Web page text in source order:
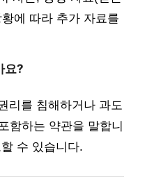
에 따라 추가 자료를
요?
리를 침해하거나 과도
함하는 약관을 말합니
수 있습니다.